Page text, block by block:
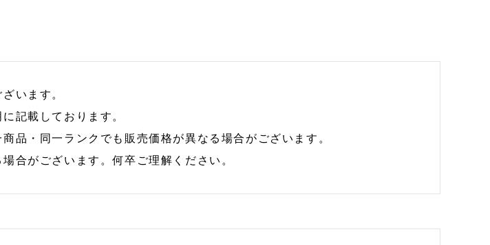
います。
記載しております。
品・同一ランクでも販売価格が異なる場合がございます。
合がございます。何卒ご理解ください。